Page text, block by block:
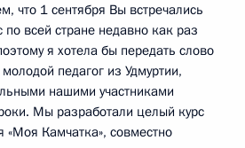
что 1 сентября Вы встречались
всей стране недавно как раз
я хотела бы передать слово
педагог из Удмуртии,
нашими участниками
Мы разработали целый курс
«Моя Камчатка», совместно